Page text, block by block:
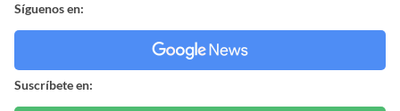
Síguenos en:
Suscríbete en: